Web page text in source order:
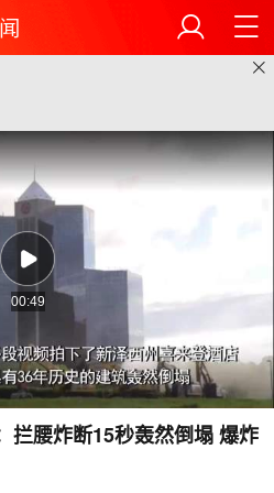
00:49
拦腰炸断15秒轰然倒塌 爆炸